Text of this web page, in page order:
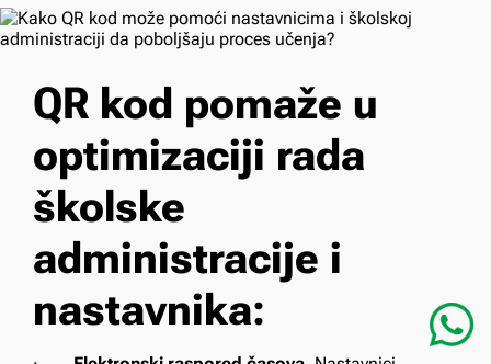
QR kod pomaže u
optimizaciji rada
školske
administracije i
nastavnika: